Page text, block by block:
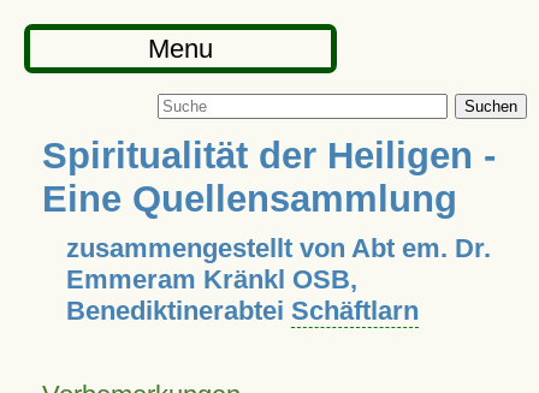
Menu
Suchen
Spiritualität der Heiligen -
Eine Quellensammlung
zusammengestellt von Abt em. Dr.
Emmeram Kränkl OSB,
Benediktinerabtei Schäftlarn